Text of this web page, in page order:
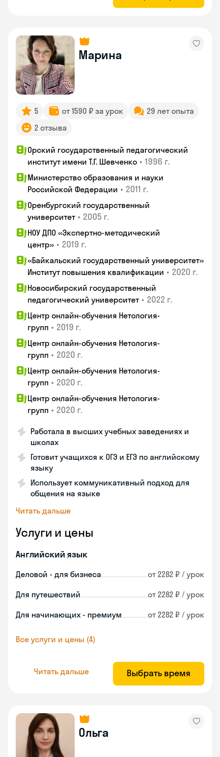
Марина
5 от 1590 ₽ за урок
29 лет опыта
2 отзыва
Орский государственный педагогический
институт имени Т.Г. Шевченко • 1996 г.
Министерство образования и науки
Российской Федерации • 2011 г.
Оренбургский государственный
университет • 2005 г.
НОУ ДПО «Экспертно-методический
центр» • 2019 г.
«Байкальский государственный университет»
Институт повышения квалификации • 2020 г.
Новосибирский государственный
педагогический университет • 2022 г.
Центр онлайн-обучения Нетология-
групп • 2019 г.
Центр онлайн-обучения Нетология-
групп • 2020 г.
Центр онлайн-обучения Нетология-
групп • 2020 г.
Центр онлайн-обучения Нетология-
групп • 2020 г.
Работала в высших учебных заведениях и
школах
Готовит учащихся к ОГЭ и ЕГЭ по английскому
языку
Использует коммуникативный подход для
общения на языке
Читать дальше
Услуги и цены
Английский язык
Деловой - для бизнеса от 2282 ₽ / урок
Для путешествий от 2282 ₽ / урок
Для начинающих - премиум от 2282 ₽ / урок
Все услуги и цены (4)
Читать дальше Выбрать время
Ольга